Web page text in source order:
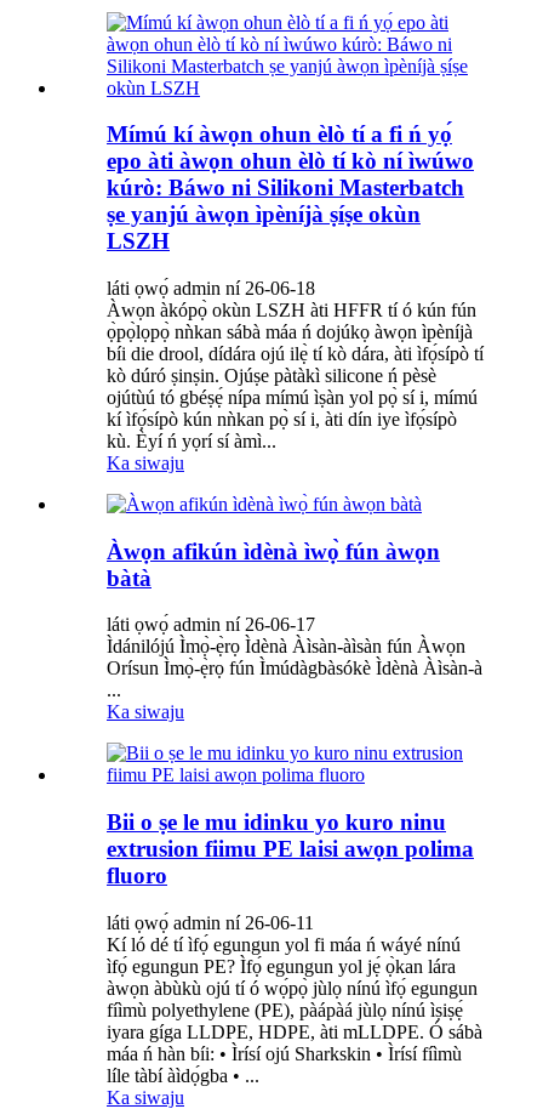
Mímú kí àwọn ohun èlò tí a fi ń yọ́
epo àti àwọn ohun èlò tí kò ní ìwúwo
kúrò: Báwo ni Silikoni Masterbatch
ṣe yanjú àwọn ìpèníjà ṣíṣe okùn
LSZH
láti ọwọ́ admin ní 26-06-18
Àwọn àkópọ̀ okùn LSZH àti HFFR tí ó kún fún
ọ̀pọ̀lọpọ̀ nǹkan sábà máa ń dojúkọ àwọn ìpèníjà
bíi die drool, dídára ojú ilẹ̀ tí kò dára, àti ìfọ́sípò tí
kò dúró ṣinṣin. Ojúṣe pàtàkì silicone ń pèsè
ojútùú tó gbéṣẹ́ nípa mímú ìṣàn yol pọ̀ sí i, mímú
kí ìfọ́sípò kún nǹkan pọ̀ sí i, àti dín iye ìfọ́sípò
kù. Èyí ń yọrí sí àmì...
Ka siwaju
Àwọn afikún ìdènà ìwọ̀ fún àwọn
bàtà
láti ọwọ́ admin ní 26-06-17
Ìdánilójú Ìmọ̀-ẹ̀rọ Ìdènà Àìsàn-àìsàn fún Àwọn
Orísun Ìmọ̀-ẹ̀rọ fún Ìmúdàgbàsókè Ìdènà Àìsàn-à
...
Ka siwaju
Bii o ṣe le mu idinku yo kuro ninu
extrusion fiimu PE laisi awọn polima
fluoro
láti ọwọ́ admin ní 26-06-11
Kí ló dé tí ìfọ́ egungun yol fi máa ń wáyé nínú
ìfọ́ egungun PE? Ìfọ́ egungun yol jẹ́ ọ̀kan lára ​​
àwọn àbùkù ojú tí ó wọ́pọ̀ jùlọ nínú ìfọ́ egungun
fíìmù polyethylene (PE), pàápàá jùlọ nínú ìṣiṣẹ́
iyara gíga LLDPE, HDPE, àti mLLDPE. Ó sábà
máa ń hàn bíi: • Ìrísí ojú Sharkskin • Ìrísí fíìmù
líle tàbí àìdọ́gba • ...
Ka siwaju